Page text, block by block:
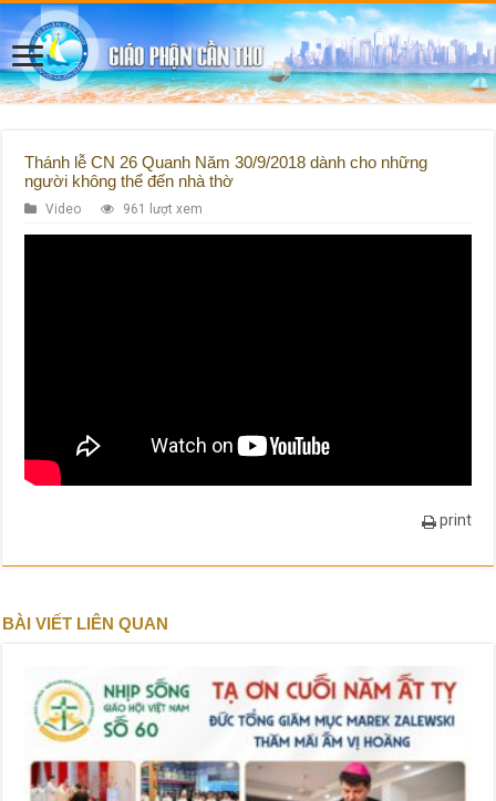
Thánh lễ CN 26 Quanh Năm 30/9/2018 dành cho những
người không thể đến nhà thờ
Video 961 lượt xem
print
BÀI VIẾT LIÊN QUAN